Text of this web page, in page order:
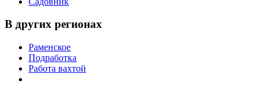
В других регионах
Раменское
Подработка
Работа вахтой